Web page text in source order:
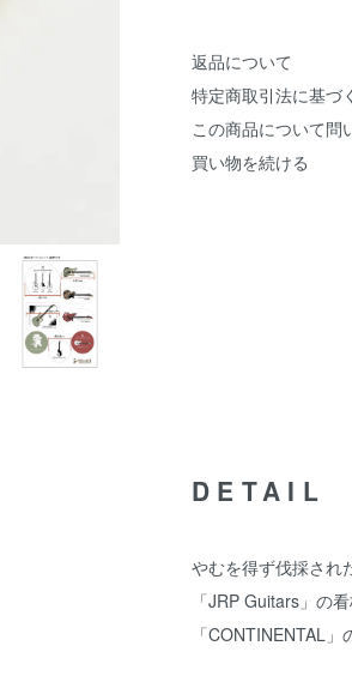
返品について
特定商取引法に基づ
この商品について問
買い物を続ける
DETAIL
やむを得ず伐採され
「JRP Guitars」の
「CONTINENTAL」